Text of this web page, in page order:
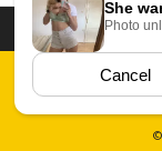
بندی فیلم های سکسی
عکس سکسی ایرانی